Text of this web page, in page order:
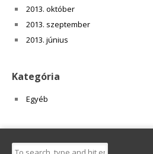
2013. október
2013. szeptember
2013. június
Kategória
Egyéb